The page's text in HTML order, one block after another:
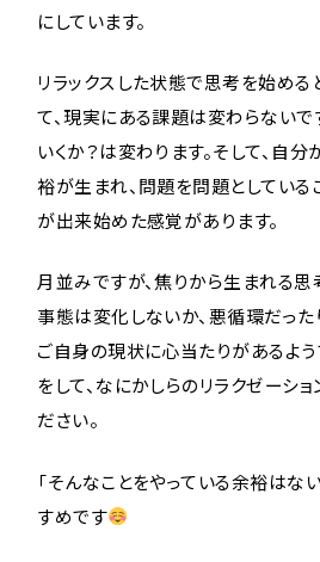
にしています。
リラックスした状態で思考を始める
て、現実にある課題は変わらないで
いくか？は変わります。そして、自
裕が生まれ、問題を問題としている
が出来始めた感覚があります。
月並みですが、焦りから生まれる
事態は変化しないか、悪循環だった
ご自身の現状に心当たりがあるよ
をして、なにかしらのリラクゼーシ
ださい。
「そんなことをやっている余裕はな
すめです